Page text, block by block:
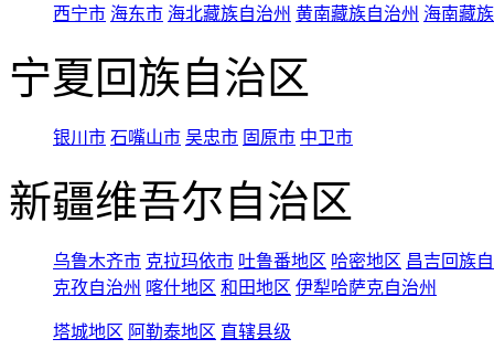
西宁市 海东市 海北藏族自治州 黄南藏族自治州 海南藏
宁夏回族自治区
银川市 石嘴山市 吴忠市 固原市 中卫市
新疆维吾尔自治区
乌鲁木齐市 克拉玛依市 吐鲁番地区 哈密地区 昌吉回族
克孜自治州 喀什地区 和田地区 伊犁哈萨克自治州
塔城地区 阿勒泰地区 直辖县级